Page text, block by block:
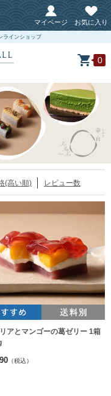
マイページ お気に入り
ラインショップ
0
(高い順) レビュー数
アとマンゴーの葛ゼリー 1箱
（税込）